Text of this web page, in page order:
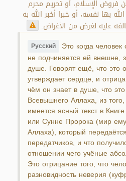
الإسلام، أو تحريم محرم
بها نفسه، أو خبرا أخبر الله به
عليه لغرض من الأغراض.
Русский Это когда
не подчиняется ей внешне,
душе. Говорят ещё, что это
утверждает сердце, и
чём он знает в душе, что
Всевышнего Аллаха, из
имеется ясный текст в
или Сунне Пророка (мир
Аллаха), который
передатчиков, и что
отношении чего учёные
Это отрицание того, что
разновидность неверия